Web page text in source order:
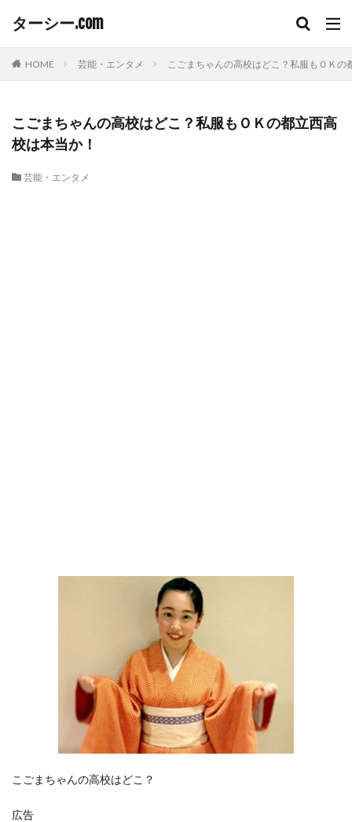
ターシー.com
HOME 芸能・エンタメ こごまちゃんの高校はどこ？私服もＯＫの
こごまちゃんの高校はどこ？私服もＯＫの都立西高
校は本当か！
芸能・エンタメ
こごまちゃんの高校はどこ？
広告